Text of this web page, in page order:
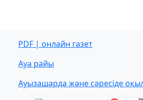
PDF | онлайн газет
Ауа райы
Ауызашарда және сәресіде